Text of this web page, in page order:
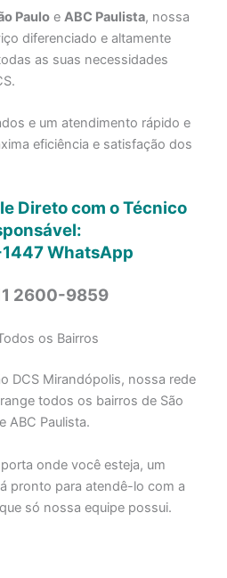
Paulo eABC Paulista, nossa
diferenciado e altamente
as suas necessidades
e um atendimento rápido e
eficiência e satisfação dos
Direto com o Técnico
WhatsApp
2600-9859
os Bairros
DCS Mirandópolis, nossa rede
todos os bairros de São
ABC Paulista.
onde você esteja, um
pronto para atendê-lo com a
só nossa equipe possui.